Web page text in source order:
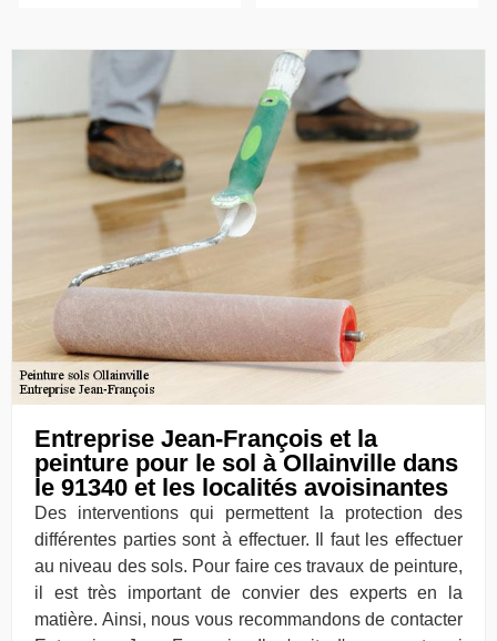
Entreprise Jean-François et la
peinture pour le sol à Ollainville dans
le 91340 et les localités avoisinantes
Des interventions qui permettent la protection des
différentes parties sont à effectuer. Il faut les effectuer
au niveau des sols. Pour faire ces travaux de peinture,
il est très important de convier des experts en la
matière. Ainsi, nous vous recommandons de contacter